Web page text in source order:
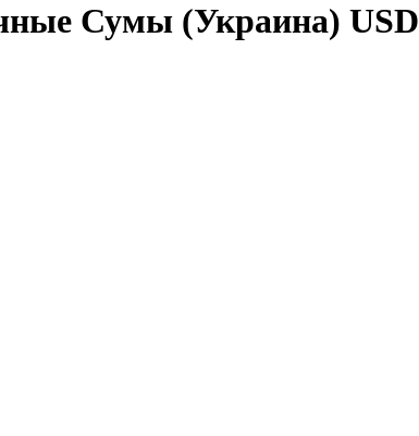
Сумы (Украина) USD